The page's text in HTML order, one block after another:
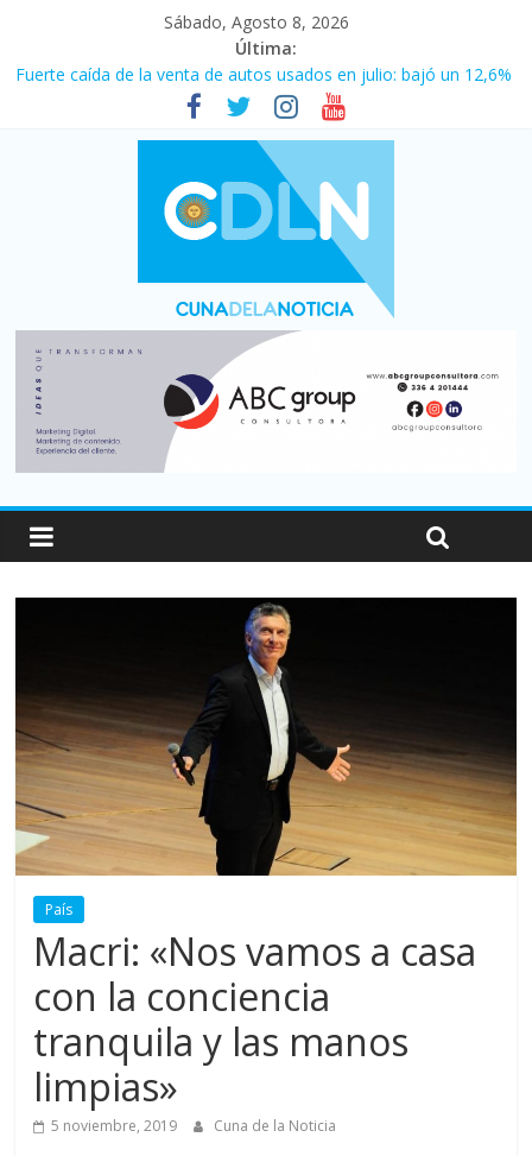
Sábado, Agosto 8, 2026
Última:
Fuerte caída de la venta de autos usados en julio: bajó un 12,6%
Central venció 1 a 0 al River de Coudet en el Monumental
La morosidad alcanzó su nivel más alto en dos décadas y ya
afecta a 400 mil deudores en Santa Fe
Desde que asumió Milei cerraron 41.000 kioscos: el sector
denuncia crisis como en 2001
Vacaciones de invierno con más movimiento y consumo
turístico: 4,6 millones de personas viajaron por el país, un 5,9%
País
Macri: «Nos vamos a casa
con la conciencia
tranquila y las manos
limpias»
5 noviembre, 2019 Cuna de la Noticia